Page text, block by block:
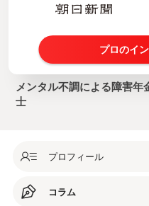
プロのイ
メンタル不調による障害
士
プロフィール
コラム